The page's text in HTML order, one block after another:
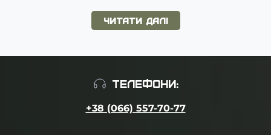
14 квітня 2022 року
компанія швидко зросла з
повноцінного виробництва. Станом на
100 кваліфікованих спеціалістів
Наше головне завдання
Читати далі
ТЕЛЕФОНИ:
+38 (066) 557-70-77